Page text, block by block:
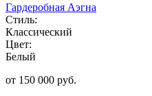
Гардеробная Аэгна
Стиль:
Классический
Цвет:
Белый
от 150 000 руб.